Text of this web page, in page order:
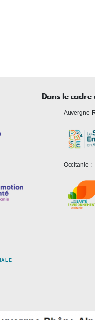
Dans le cadre
Auvergne-
Occitanie :